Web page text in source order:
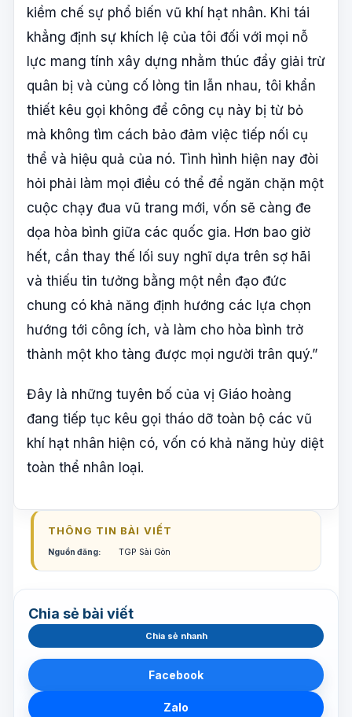
kiềm chế sự phổ biến vũ khí hạt nhân. Khi tái
khẳng định sự khích lệ của tôi đối với mọi nỗ
lực mang tính xây dựng nhằm thúc đẩy giải trừ
quân bị và củng cố lòng tin lẫn nhau, tôi khẩn
thiết kêu gọi không để công cụ này bị từ bỏ
mà không tìm cách bảo đảm việc tiếp nối cụ
thể và hiệu quả của nó. Tình hình hiện nay đòi
hỏi phải làm mọi điều có thể để ngăn chặn một
cuộc chạy đua vũ trang mới, vốn sẽ càng đe
dọa hòa bình giữa các quốc gia. Hơn bao giờ
hết, cần thay thế lối suy nghĩ dựa trên sợ hãi
và thiếu tin tưởng bằng một nền đạo đức
chung có khả năng định hướng các lựa chọn
hướng tới công ích, và làm cho hòa bình trở
thành một kho tàng được mọi người trân quý.”
Đây là những tuyên bố của vị Giáo hoàng
đang tiếp tục kêu gọi tháo dỡ toàn bộ các vũ
khí hạt nhân hiện có, vốn có khả năng hủy diệt
toàn thể nhân loại.
THÔNG TIN BÀI VIẾT
Nguồn đăng: TGP Sài Gòn
Chia sẻ bài viết
Chia sẻ nhanh
Facebook
Zalo